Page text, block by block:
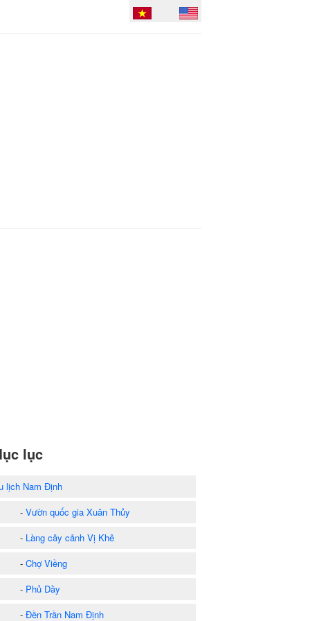
lục
lịch Nam Định
Vườn quốc gia Xuân Thủy
Làng cây cảnh Vị Khê
Chợ Viềng
Phủ Dầy
Đền Trần Nam Định